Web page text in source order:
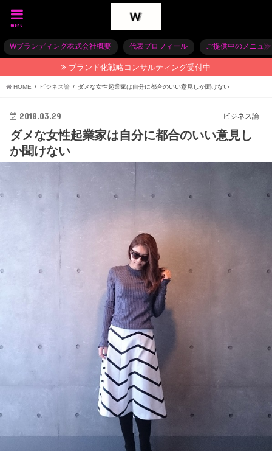
menu
Wブランディング株式会社概要 代表プロフィール ご提供中のメニュー
ブランド化戦略コンサルティング受付中
HOME ビジネス論 ダメな女性起業家は自分に都合のいい意見しか聞けない
ビジネス論
2018.03.29
ダメな女性起業家は自分に都合のいい意見し
か聞けない